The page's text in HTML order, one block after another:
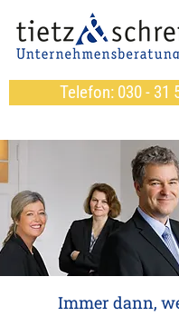
Telefon: 030 - 31
Immer dann,